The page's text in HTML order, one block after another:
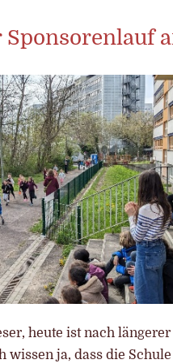
heute ist nach
wissen ja, dass die